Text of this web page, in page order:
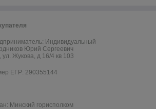
Индивидуальный
Юрий Сергеевич
ул. Жукова, д 16/4 кв 103
ЕГР: 290355144
Минский горисполком